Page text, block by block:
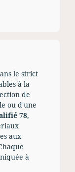
le strict
à la
de
ou d'une
78,
aux
à